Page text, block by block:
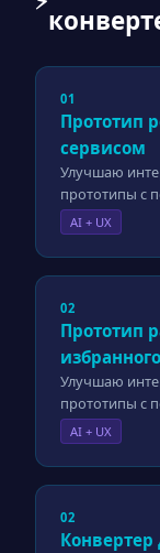
01
Прототип
сервисом
Улучшаю
прототипы
AI + UX
02
Прототип
избранного
Улучшаю
прототипы
AI + UX
02
Конвертер